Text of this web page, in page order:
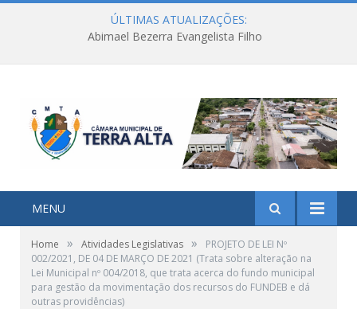
ÚLTIMAS ATUALIZAÇÕES:
Abimael Bezerra Evangelista Filho
MENU
Home » Atividades Legislativas »
PROJETO DE LEI Nº
002/2021, DE 04 DE MARÇO DE 2021 (Trata sobre alteração na
Lei Municipal nº 004/2018, que trata acerca do fundo municipal
para gestão da movimentação dos recursos do FUNDEB e dá
outras providências)